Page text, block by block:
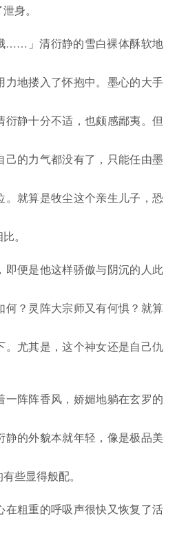
身。
清衍静的雪白裸体酥软地
力地搂入了怀抱中。墨心的大手
静十分不适，也颇感鄙夷。但
己的力气都没有了，只能任由墨
。就算是牧尘这个亲生儿子，恐
。
便是他这样骄傲与阴沉的人此
何？灵阵大宗师又有何惧？就算
。尤其是，这个神女还是自己仇
阵阵香风，娇媚地躺在玄罗的
静的外貌本就年轻，像是极品美
些显得般配。
粗重的呼吸声很快又恢复了活